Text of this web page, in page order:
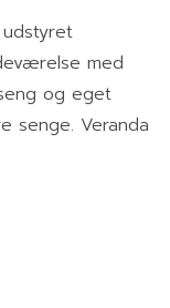
med
og eget
senge. Veranda